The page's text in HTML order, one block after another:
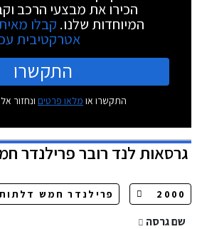
הכירו את מבצעי הרכב
המיוחדות שלנו. קבלו
אטרקטיבית
התקשרו
התקשרו או מלאו פרטים ונחזור
גרסאותלנד רובר פרילנדר
שם גרסה